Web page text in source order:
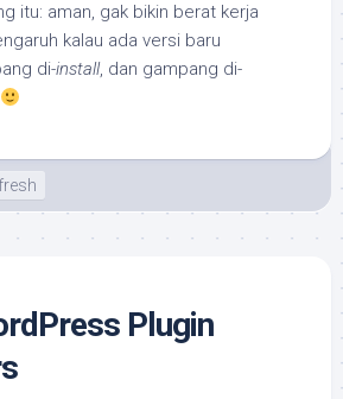
itu: aman, gak bikin berat kerja
kalau ada versi baru
di-install, dan gampang di-
Plugin